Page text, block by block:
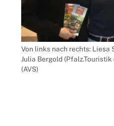
Von links nach rechts: Liesa
Julia Bergold (Pfalz.Touristik
(AVS)